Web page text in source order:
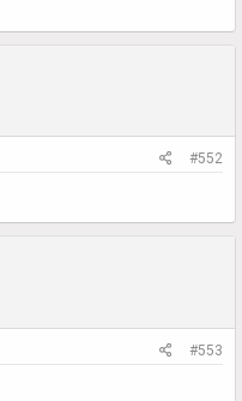
#552
#553